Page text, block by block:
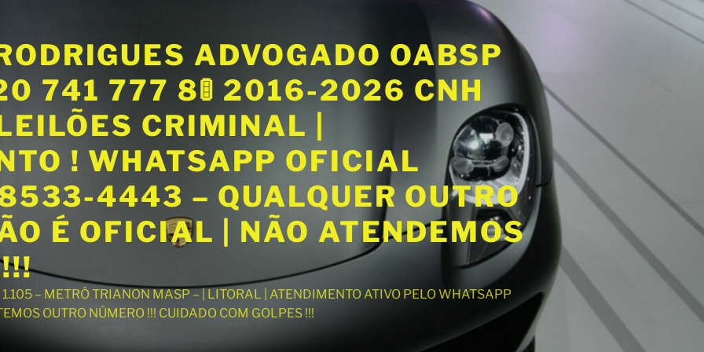
ADVOGADO OABSP
741 777 8🚦 2016-2026 CNH
CRIMINAL |
! WHATSAPP OFICIAL
4443 – QUALQUER OUTRO
É OFICIAL | NÃO ATENDEMOS
– METRÔ TRIANON MASP – | LITORAL | ATENDIMENTO ATIVO PELO WHATSAPP
OUTRO NÚMERO !!! CUIDADO COM GOLPES !!!